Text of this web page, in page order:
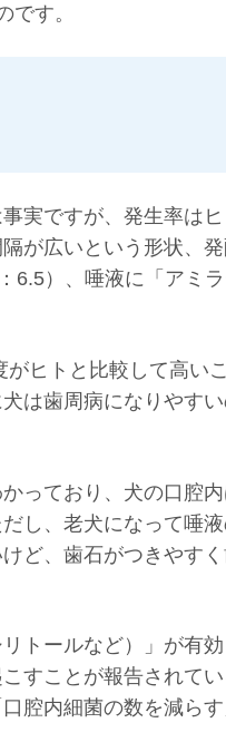
す。
実ですが、発生率はヒ
が広いという形状、
6.5）、唾液に「アミ
ヒトと比較して高い
は歯周病になりやす
っており、犬の口腔
し、老犬になって唾
ど、歯石がつきやす
トールなど）」が有効
すことが報告されてい
腔内細菌の数を減らす